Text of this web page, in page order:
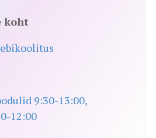
koht
9:30-13:00,
12:00